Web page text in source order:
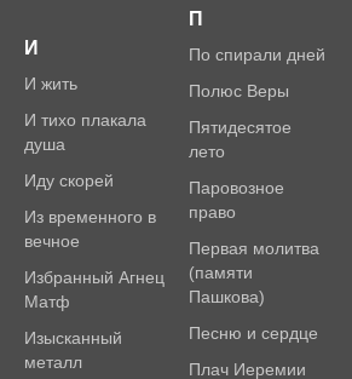
И
И жить
И тихо плакала
душа
Иду скорей
Из временного в
вечное
Избранный Агнец
Матф
Изысканный
металл
П
По спирали дней
Полюс Веры
Пятидесятое
лето
Паровозное
право
Первая молитва
(памяти
Пашкова)
Песню и сердце
Плач Иеремии